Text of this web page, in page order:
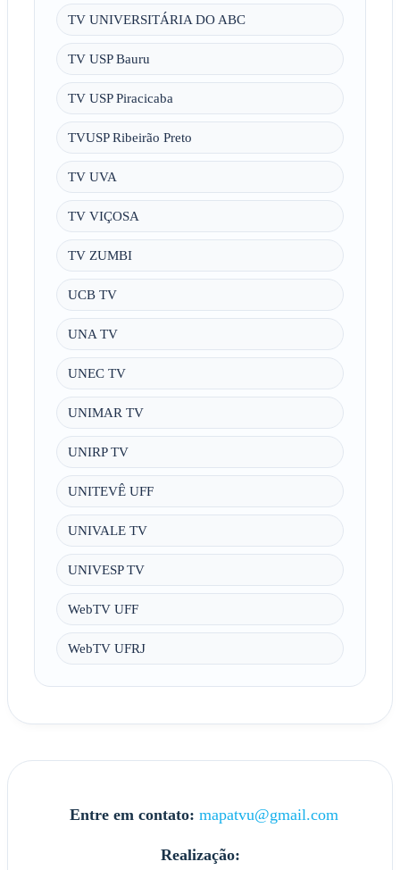
TV UNIVERSITÁRIA DO ABC
TV USP Bauru
TV USP Piracicaba
TVUSP Ribeirão Preto
TV UVA
TV VIÇOSA
TV ZUMBI
UCB TV
UNA TV
UNEC TV
UNIMAR TV
UNIRP TV
UNITEVÊ UFF
UNIVALE TV
UNIVESP TV
WebTV UFF
WebTV UFRJ
Entre em contato: mapatvu@gmail.com
Realização: